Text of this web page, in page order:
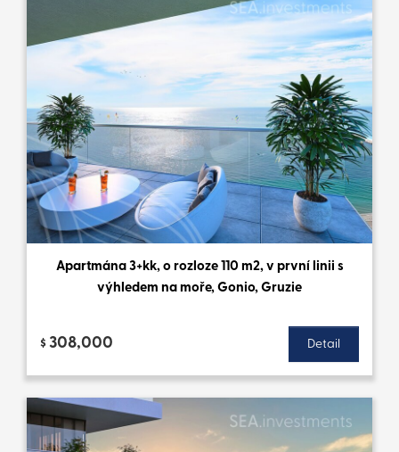
Apartmána 3+kk, o rozloze 110 m2, v první linii s
výhledem na moře, Gonio, Gruzie
$ 308,000 Detail